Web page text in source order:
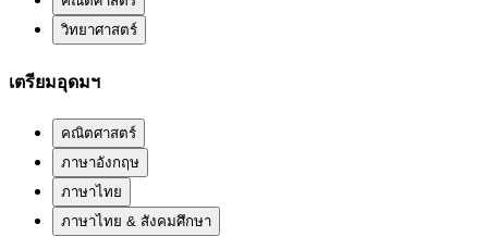
วิทยาศาสตร์
เตรียมอุดมฯ
คณิตศาสตร์
ภาษาอังกฤษ
ภาษาไทย
ภาษาไทย & สังคมศึกษา